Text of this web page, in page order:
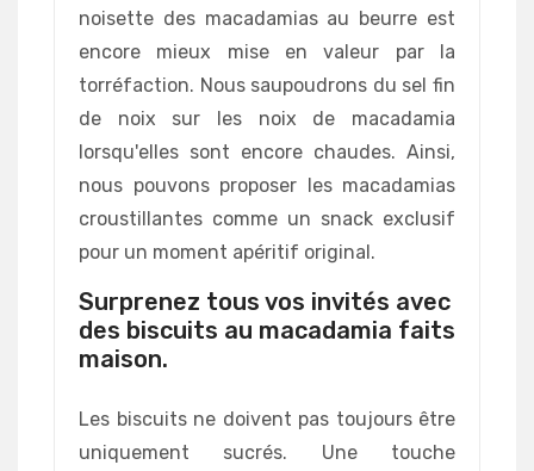
noisette des macadamias au beurre est
encore mieux mise en valeur par la
torréfaction. Nous saupoudrons du sel fin
de noix sur les noix de macadamia
lorsqu'elles sont encore chaudes. Ainsi,
nous pouvons proposer les macadamias
croustillantes comme un snack exclusif
pour un moment apéritif original.
Surprenez tous vos invités avec
des biscuits au macadamia faits
maison.
Les biscuits ne doivent pas toujours être
uniquement sucrés. Une touche